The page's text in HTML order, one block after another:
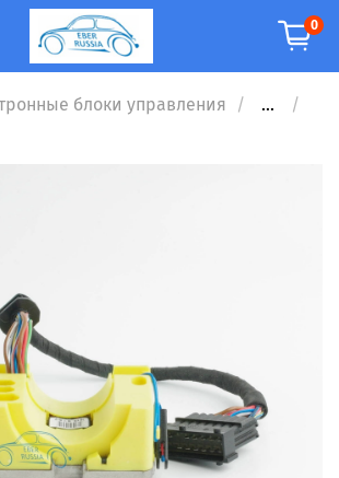
0
блоки управления
...